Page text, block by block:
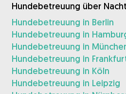
Hundebetreuung über Nacht
Hundebetreuung in Berlin
Hundebetreuung in
Hundebetreuung in
Hundebetreuung in
Hundebetreuung in Köln
Hundebetreuung in Leipzig